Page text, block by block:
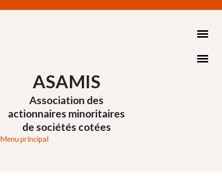
ASAMIS
Association des
actionnaires minoritaires
de sociétés cotées
Menu principal